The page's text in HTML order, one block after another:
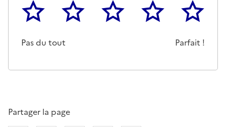
1
Pas du tout
2 3 4 5
Parfait !
Partager la page